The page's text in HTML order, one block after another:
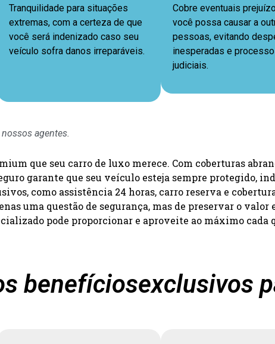
Tranquilidade para situações
extremas, com a certeza de que
você será indenizado caso seu
veículo sofra danos irreparáveis.
Cobre eventuais
você possa causar a
pessoas, evitando
inesperadas e
judiciais.
agentes.
que seu carro de luxo merece. Com coberturas
garante que seu veículo esteja sempre protegido,
como assistência 24 horas, carro reserva e
uma questão de segurança, mas de preservar o
pode proporcionar e aproveite ao máximo cada
benefíciosexclusivos